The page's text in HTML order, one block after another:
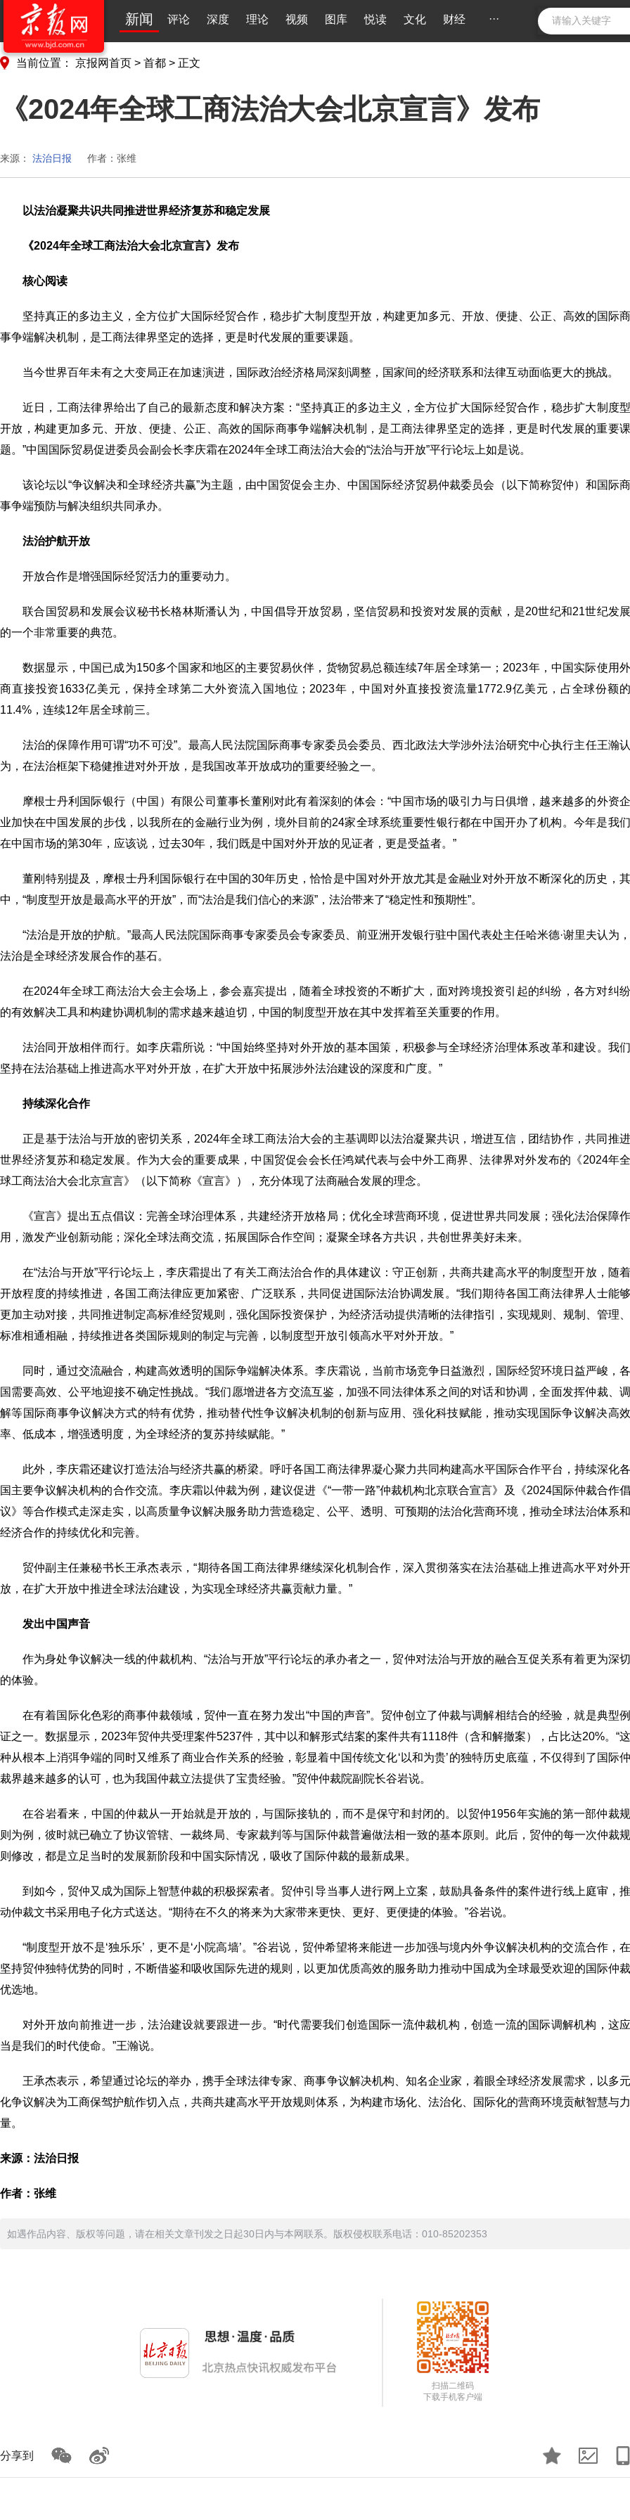
新闻 评论 深度 理论 视频 图库 悦读 文化 财经 ···
当前位置： 京报网首页 > 首都 > 正文
《2024年全球工商法治大会北京宣言》发布
来源： 法治日报 作者：张维
以法治凝聚共识共同推进世界经济复苏和稳定发展
《2024年全球工商法治大会北京宣言》发布
核心阅读
坚持真正的多边主义，全方位扩大国际经贸合作，稳步扩大制度型开放，构建更加多元、开放、便捷、公正、高效的国际商
事争端解决机制，是工商法律界坚定的选择，更是时代发展的重要课题。
当今世界百年未有之大变局正在加速演进，国际政治经济格局深刻调整，国家间的经济联系和法律互动面临更大的挑战。
近日，工商法律界给出了自己的最新态度和解决方案：“坚持真正的多边主义，全方位扩大国际经贸合作，稳步扩大制度型
开放，构建更加多元、开放、便捷、公正、高效的国际商事争端解决机制，是工商法律界坚定的选择，更是时代发展的重要课
题。”中国国际贸易促进委员会副会长李庆霜在2024年全球工商法治大会的“法治与开放”平行论坛上如是说。
该论坛以“争议解决和全球经济共赢”为主题，由中国贸促会主办、中国国际经济贸易仲裁委员会（以下简称贸仲）和国际商
事争端预防与解决组织共同承办。
法治护航开放
开放合作是增强国际经贸活力的重要动力。
联合国贸易和发展会议秘书长格林斯潘认为，中国倡导开放贸易，坚信贸易和投资对发展的贡献，是20世纪和21世纪发展
的一个非常重要的典范。
数据显示，中国已成为150多个国家和地区的主要贸易伙伴，货物贸易总额连续7年居全球第一；2023年，中国实际使用外
商直接投资1633亿美元，保持全球第二大外资流入国地位；2023年，中国对外直接投资流量1772.9亿美元，占全球份额的
11.4%，连续12年居全球前三。
法治的保障作用可谓“功不可没”。最高人民法院国际商事专家委员会委员、西北政法大学涉外法治研究中心执行主任王瀚认
为，在法治框架下稳健推进对外开放，是我国改革开放成功的重要经验之一。
摩根士丹利国际银行（中国）有限公司董事长董刚对此有着深刻的体会：“中国市场的吸引力与日俱增，越来越多的外资企
业加快在中国发展的步伐，以我所在的金融行业为例，境外目前的24家全球系统重要性银行都在中国开办了机构。今年是我们
在中国市场的第30年，应该说，过去30年，我们既是中国对外开放的见证者，更是受益者。”
董刚特别提及，摩根士丹利国际银行在中国的30年历史，恰恰是中国对外开放尤其是金融业对外开放不断深化的历史，其
中，“制度型开放是最高水平的开放”，而“法治是我们信心的来源”，法治带来了“稳定性和预期性”。
“法治是开放的护航。”最高人民法院国际商事专家委员会专家委员、前亚洲开发银行驻中国代表处主任哈米德·谢里夫认为，
法治是全球经济发展合作的基石。
在2024年全球工商法治大会主会场上，参会嘉宾提出，随着全球投资的不断扩大，面对跨境投资引起的纠纷，各方对纠纷
的有效解决工具和构建协调机制的需求越来越迫切，中国的制度型开放在其中发挥着至关重要的作用。
法治同开放相伴而行。如李庆霜所说：“中国始终坚持对外开放的基本国策，积极参与全球经济治理体系改革和建设。我们
坚持在法治基础上推进高水平对外开放，在扩大开放中拓展涉外法治建设的深度和广度。”
持续深化合作
正是基于法治与开放的密切关系，2024年全球工商法治大会的主基调即以法治凝聚共识，增进互信，团结协作，共同推进
世界经济复苏和稳定发展。作为大会的重要成果，中国贸促会会长任鸿斌代表与会中外工商界、法律界对外发布的《2024年全
球工商法治大会北京宣言》（以下简称《宣言》），充分体现了法商融合发展的理念。
《宣言》提出五点倡议：完善全球治理体系，共建经济开放格局；优化全球营商环境，促进世界共同发展；强化法治保障作
用，激发产业创新动能；深化全球法商交流，拓展国际合作空间；凝聚全球各方共识，共创世界美好未来。
在“法治与开放”平行论坛上，李庆霜提出了有关工商法治合作的具体建议：守正创新，共商共建高水平的制度型开放，随着
开放程度的持续推进，各国工商法律应更加紧密、广泛联系，共同促进国际法治协调发展。“我们期待各国工商法律界人士能够
更加主动对接，共同推进制定高标准经贸规则，强化国际投资保护，为经济活动提供清晰的法律指引，实现规则、规制、管理、
标准相通相融，持续推进各类国际规则的制定与完善，以制度型开放引领高水平对外开放。”
同时，通过交流融合，构建高效透明的国际争端解决体系。李庆霜说，当前市场竞争日益激烈，国际经贸环境日益严峻，各
国需要高效、公平地迎接不确定性挑战。“我们愿增进各方交流互鉴，加强不同法律体系之间的对话和协调，全面发挥仲裁、调
解等国际商事争议解决方式的特有优势，推动替代性争议解决机制的创新与应用、强化科技赋能，推动实现国际争议解决高效
率、低成本，增强透明度，为全球经济的复苏持续赋能。”
此外，李庆霜还建议打造法治与经济共赢的桥梁。呼吁各国工商法律界凝心聚力共同构建高水平国际合作平台，持续深化各
国主要争议解决机构的合作交流。李庆霜以仲裁为例，建议促进《“一带一路”仲裁机构北京联合宣言》及《2024国际仲裁合作倡
议》等合作模式走深走实，以高质量争议解决服务助力营造稳定、公平、透明、可预期的法治化营商环境，推动全球法治体系和
经济合作的持续优化和完善。
贸仲副主任兼秘书长王承杰表示，“期待各国工商法律界继续深化机制合作，深入贯彻落实在法治基础上推进高水平对外开
放，在扩大开放中推进全球法治建设，为实现全球经济共赢贡献力量。”
发出中国声音
作为身处争议解决一线的仲裁机构、“法治与开放”平行论坛的承办者之一，贸仲对法治与开放的融合互促关系有着更为深切
的体验。
在有着国际化色彩的商事仲裁领域，贸仲一直在努力发出“中国的声音”。贸仲创立了仲裁与调解相结合的经验，就是典型例
证之一。数据显示，2023年贸仲共受理案件5237件，其中以和解形式结案的案件共有1118件（含和解撤案），占比达20%。“这
种从根本上消弭争端的同时又维系了商业合作关系的经验，彰显着中国传统文化‘以和为贵’的独特历史底蕴，不仅得到了国际仲
裁界越来越多的认可，也为我国仲裁立法提供了宝贵经验。”贸仲仲裁院副院长谷岩说。
在谷岩看来，中国的仲裁从一开始就是开放的，与国际接轨的，而不是保守和封闭的。以贸仲1956年实施的第一部仲裁规
则为例，彼时就已确立了协议管辖、一裁终局、专家裁判等与国际仲裁普遍做法相一致的基本原则。此后，贸仲的每一次仲裁规
则修改，都是立足当时的发展新阶段和中国实际情况，吸收了国际仲裁的最新成果。
到如今，贸仲又成为国际上智慧仲裁的积极探索者。贸仲引导当事人进行网上立案，鼓励具备条件的案件进行线上庭审，推
动仲裁文书采用电子化方式送达。“期待在不久的将来为大家带来更快、更好、更便捷的体验。”谷岩说。
“制度型开放不是‘独乐乐’，更不是‘小院高墙’。”谷岩说，贸仲希望将来能进一步加强与境内外争议解决机构的交流合作，在
坚持贸仲独特优势的同时，不断借鉴和吸收国际先进的规则，以更加优质高效的服务助力推动中国成为全球最受欢迎的国际仲裁
优选地。
对外开放向前推进一步，法治建设就要跟进一步。“时代需要我们创造国际一流仲裁机构，创造一流的国际调解机构，这应
当是我们的时代使命。”王瀚说。
王承杰表示，希望通过论坛的举办，携手全球法律专家、商事争议解决机构、知名企业家，着眼全球经济发展需求，以多元
化争议解决为工商保驾护航作切入点，共商共建高水平开放规则体系，为构建市场化、法治化、国际化的营商环境贡献智慧与力
量。
来源：法治日报
作者：张维
如遇作品内容、版权等问题，请在相关文章刊发之日起30日内与本网联系。版权侵权联系电话：010-85202353
扫描二维码
下载手机客户端
分享到
双彩虹+晚霞！锁定浪漫时刻